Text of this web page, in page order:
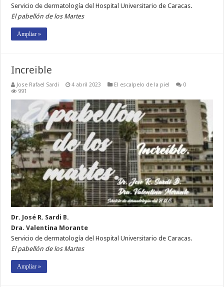
Servicio de dermatología del Hospital Universitario de Caracas.
El pabellón de los Martes
Ampliar »
Increible
Jose Rafael Sardi 4 abril 2023 El escalpelo de la piel
0
991
Dr. José R. Sardi B.
Dra. Valentina Morante
Servicio de dermatología del Hospital Universitario de Caracas.
El pabellón de los Martes
Ampliar »